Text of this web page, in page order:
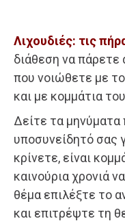
Λιχουδιές: τις
διάθεση να
που νοιώθετε με
και με κομμάτια
Δείτε τα
υποσυνείδητό σας
κρίνετε, είναι
καινούρια χρονιά
θέμα επιλέξτε το
και επιτρέψτε τη